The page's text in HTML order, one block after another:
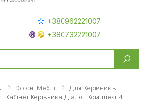
+380962221007
+380732221007
Офісні Меблі
Для Керівників
Кабінет Керівника Діалог Комплект 4